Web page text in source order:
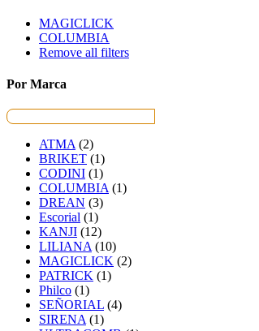
MAGICLICK
COLUMBIA
Remove all filters
Por Marca
ATMA (2)
BRIKET (1)
CODINI (1)
COLUMBIA (1)
DREAN (3)
Escorial (1)
KANJI (12)
LILIANA (10)
MAGICLICK (2)
PATRICK (1)
Philco (1)
SEÑORIAL (4)
SIRENA (1)